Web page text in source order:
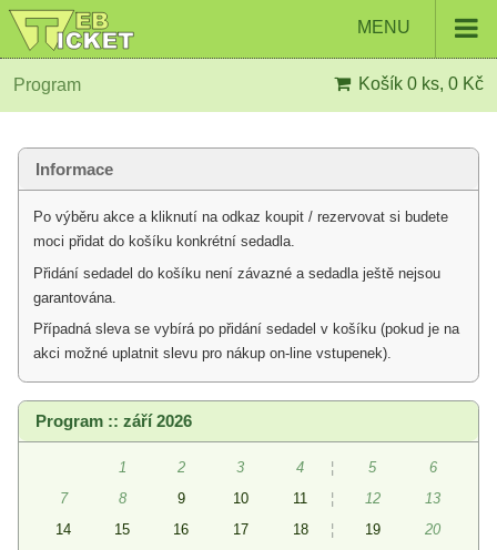
MENU
Program Košík 0 ks, 0 Kč
Informace
Po výběru akce a kliknutí na odkaz koupit / rezervovat si budete
moci přidat do košíku konkrétní sedadla.
Přidání sedadel do košíku není závazné a sedadla ještě nejsou
garantována.
Případná sleva se vybírá po přidání sedadel v košíku (pokud je na
akci možné uplatnit slevu pro nákup on-line vstupenek).
Program :: září 2026
1 2 3 4 ¦ 5
6
7
8 9 10 11 ¦ 12
13
14
15 16 17 18 ¦ 19
20